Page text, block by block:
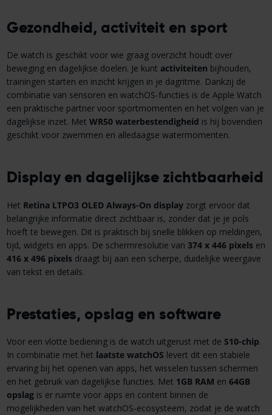
Gezondheid, activiteit en sport
De watch is geschikt voor wie graag overzicht houdt over
beweging en dagelijkse doelen. Je kunt activiteiten bijhouden,
trainingen starten en inzicht krijgen in je dagritme. Dankzij de
combinatie van sensoren en watchOS-functies is de Apple Watch
een praktische partner voor sportmomenten en het volgen van je
dagelijkse inzet. Met WR50 waterbestendigheid is hij bovendien
geschikt voor zwemmen en alledaagse watermomenten.
Display en dagelijkse zichtbaarheid
Het Retina LTPO3 OLED Always-On displayzorgt ervoor dat
belangrijke informatie direct zichtbaar is, zonder dat je je pols
hoeft te bewegen. Dit is praktisch bij snelle blikken op meldingen,
tijd, widgets en apps. De schermresolutie van 374 x 446 pixels en
416 x 496 pixels draagt bij aan een scherpe, duidelijke weergave
van tekst en details.
Prestaties, opslag en software
Voor een vlotte bediening is de watch uitgerust met de S10-chip.
In combinatie met het laatste watchOS levert dit een stabiele
ervaring bij het openen van apps, het wisselen tussen schermen
en het gebruik van dagelijkse functies. Met 1GB RAM en 64GB
opslagis er ruimte voor apps en content binnen de
mogelijkheden van het watchOS-ecosysteem, zodat je de watch